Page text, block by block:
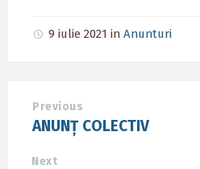
9 iulie 2021 in Anunturi
Previous
ANUNȚ COLECTIV
Next